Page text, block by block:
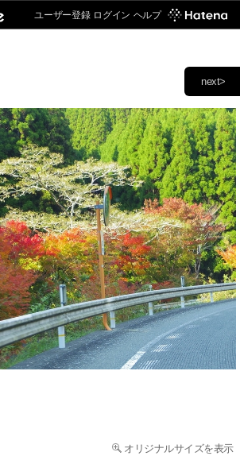
ユーザー登録 ログイン ヘルプ
next>
オリジナルサイズを表示